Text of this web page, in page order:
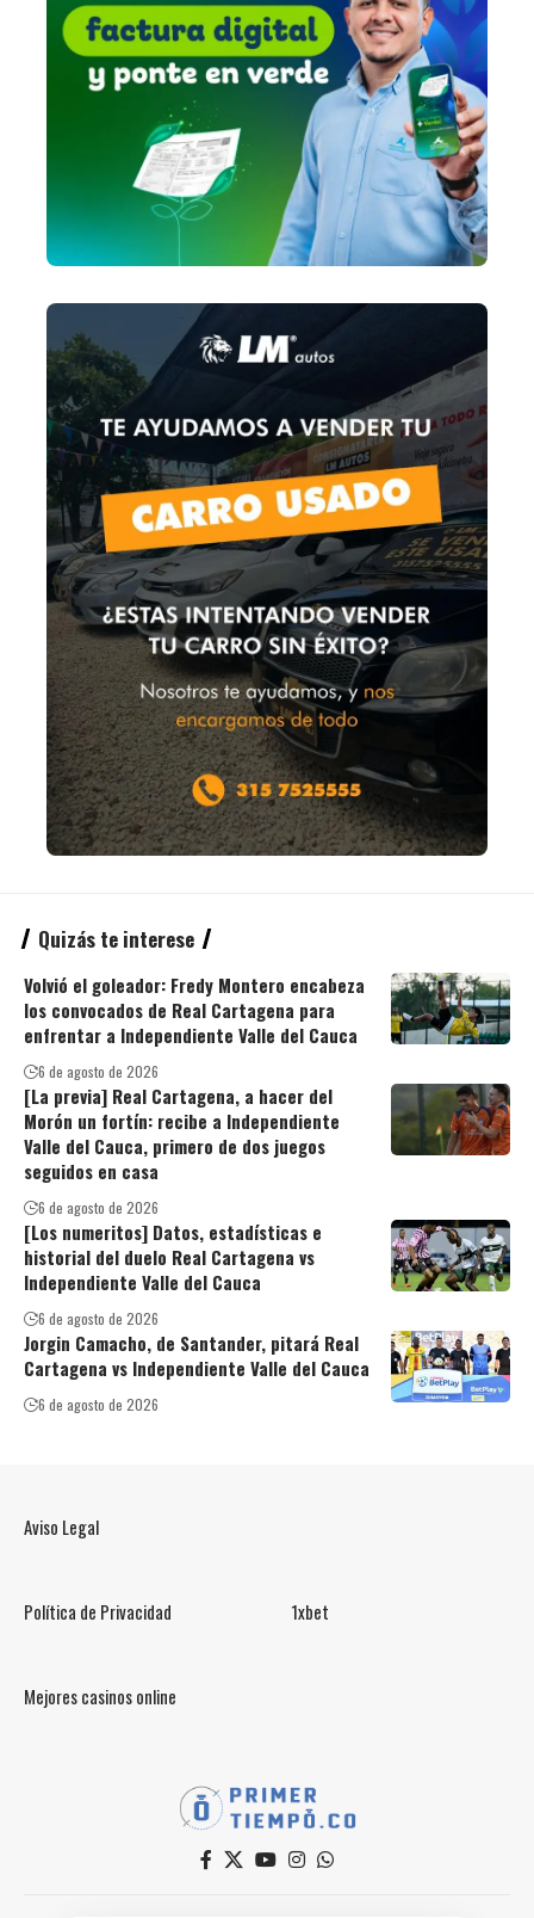
Quizás te interese
Volvió el goleador: Fredy Montero encabeza
los convocados de Real Cartagena para
enfrentar a Independiente Valle del Cauca
6 de agosto de 2026
[La previa] Real Cartagena, a hacer del
Morón un fortín: recibe a Independiente
Valle del Cauca, primero de dos juegos
seguidos en casa
6 de agosto de 2026
[Los numeritos] Datos, estadísticas e
historial del duelo Real Cartagena vs
Independiente Valle del Cauca
6 de agosto de 2026
Jorgin Camacho, de Santander, pitará Real
Cartagena vs Independiente Valle del Cauca
6 de agosto de 2026
Aviso Legal
Política de Privacidad 1xbet
Mejores casinos online